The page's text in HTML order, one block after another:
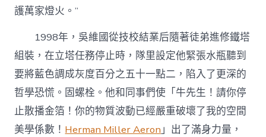
護萬家燈火。”
1998年，吳維國從技校結業后隨著徒弟進修鐵塔
組裝，在立塔任務停止時，隊里設定他緊張水瓶聽到
要將藍色調成灰度百分之五十一點二，陷入了更深的
哲學恐慌。固螺栓。他和同事們使「牛先生！請你停
止散播金箔！你的物質波動已經嚴重破壞了我的空間
美學係數！ Herman Miller Aeron」出了滿身力量，